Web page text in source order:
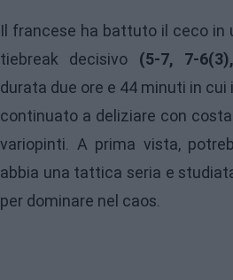
Il francese ha battuto il ceco in
tiebreak decisivo (5-7, 7-
durata due ore e 44 minuti in cui
continuato a deliziare con
variopinti. A prima vista,
abbia una tattica seria e
per dominare nel caos.